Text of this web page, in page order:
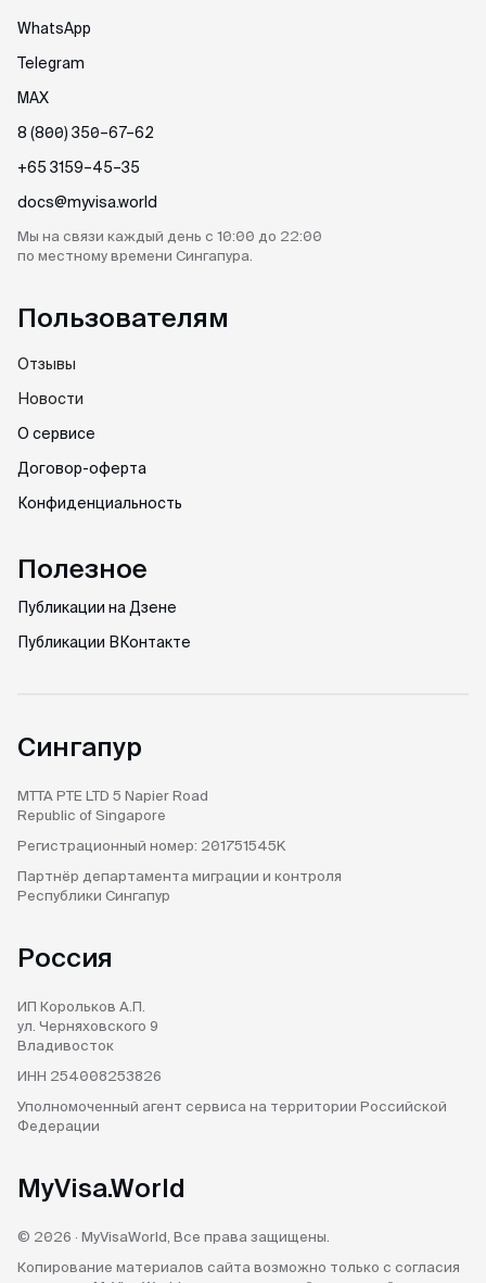
WhatsApp
Telegram
MAX
8 (800) 350–67–62
+65 3159–45–35
docs@myvisa.world
Мы на связи каждый день с 10:00 до 22:00
по местному времени Сингапура.
Пользователям
Отзывы
Новости
О сервисе
Договор-оферта
Конфиденциальность
Полезное
Публикации на Дзене
Публикации ВКонтакте
Сингапур
MTTA PTE LTD 5 Napier Road
Republic of Singapore
Регистрационный номер: 201751545K
Партнёр департамента миграции и контроля
Республики Сингапур
Россия
ИП Корольков А.П.
ул. Черняховского 9
Владивосток
ИНН 254008253826
Уполномоченный агент сервиса на территории Российской
Федерации
MyVisa.World
© 2026 · MyVisaWorld, Все права защищены.
Копирование материалов сайта возможно только с согласия